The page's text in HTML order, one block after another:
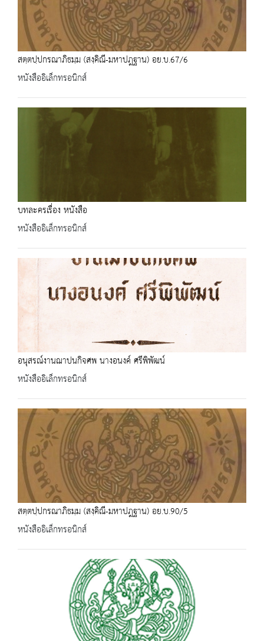
สตฺตปฺปกรณาภิธมฺม (สงฺคิณี-มหาปฎฐาน) อย.บ.67/6
หนังสืออิเล็กทรอนิกส์
บทละครเรื่อง หนังสือ
หนังสืออิเล็กทรอนิกส์
อนุสรณ์งานฌาปนกิจศพ นางอนงค์ ศรีพิพัฒน์
หนังสืออิเล็กทรอนิกส์
สตฺตปฺปกรณาภิธมฺม (สงฺคิณี-มหาปฎฐาน) อย.บ.90/5
หนังสืออิเล็กทรอนิกส์